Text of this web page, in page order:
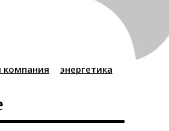
компания энергетика